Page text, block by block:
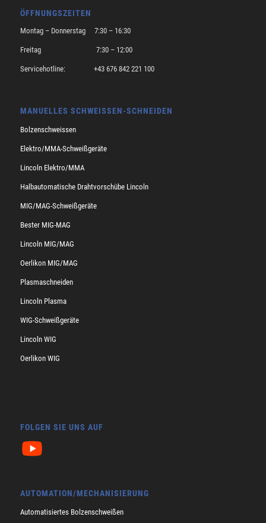
ÖFFNUNGSZEITEN
Montag – Donnerstag 7:30 – 16:30
Freitag 7:30 – 12:00
Servicehotline: +43 676 842 221 100
MANUELLES SCHWEISSEN-SCHNEIDEN
Bolzenschweissen
Elektro/MMA-Schweißgeräte
Lincoln Elektro/MMA
Halbautomatische Drahtvorschübe Lincoln
MIG/MAG-Schweißgeräte
Bester MIG-MAG
Lincoln MIG/MAG
Oerlikon MIG/MAG
Plasmaschneiden
Lincoln Plasma
WIG-Schweißgeräte
Lincoln WIG
Oerlikon WIG
FOLGEN SIE UNS AUF
AUTOMATION/MECHANISIERUNG
Automatisiertes Bolzenschweißen